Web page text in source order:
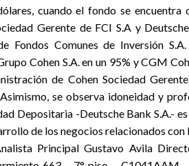
cuando el fondo se encuentra
Gerente de FCI S.A y
Fondos Comunes de Inversión
Cohen S.A. en un 95% y CGM
de Cohen Sociedad
se observa idoneidad y
Depositaria -Deutsche Bank S.A.-
de los negocios relacionados con
Principal Gustavo Avila